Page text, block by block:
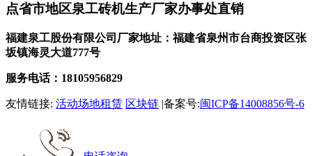
点省市地区泉工砖机生产厂家办事处直销
福建泉工股份有限公司厂家地址：福建省泉州市台商投资区张
坂镇海灵大道777号
服务电话：18105956829
友情链接: 活动场地租赁 区块链 |备案号:闽ICP备14008856号-6